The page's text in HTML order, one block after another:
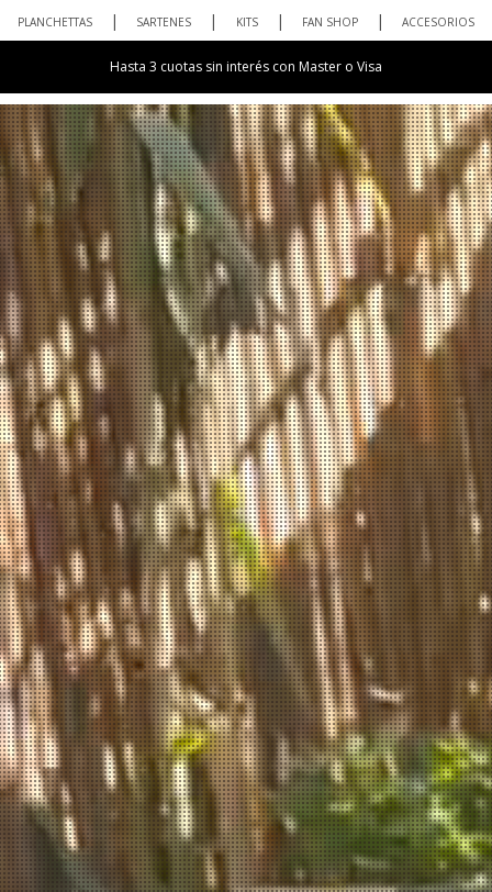
PLANCHETTAS SARTENES KITS FAN SHOP ACCESORIOS
20% de descuento abonando con transferencia bancaria